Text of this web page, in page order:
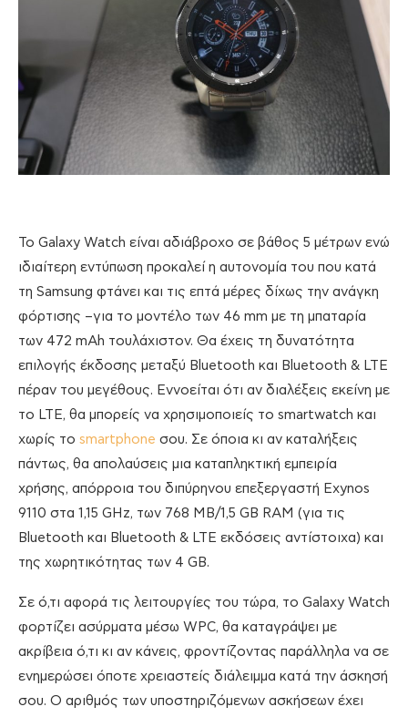
Το Galaxy Watch είναι αδιάβροχο σε βάθος 5 μέτρων ενώ
ιδιαίτερη εντύπωση προκαλεί η αυτονομία του που κατά
τη Samsung φτάνει και τις επτά μέρες δίχως την ανάγκη
φόρτισης –για το μοντέλο των 46 mm με τη μπαταρία
των 472 mAh τουλάχιστον. Θα έχεις τη δυνατότητα
επιλογής έκδοσης μεταξύ Bluetooth και Bluetooth & LTE
πέραν του μεγέθους. Εννοείται ότι αν διαλέξεις εκείνη με
το LTE, θα μπορείς να χρησιμοποιείς το smartwatch και
χωρίς το smartphone σου. Σε όποια κι αν καταλήξεις
πάντως, θα απολαύσεις μια καταπληκτική εμπειρία
χρήσης, απόρροια του διπύρηνου επεξεργαστή Exynos
9110 στα 1,15 GHz, των 768 MB/1,5 GB RAM (για τις
Bluetooth και Bluetooth & LTE εκδόσεις αντίστοιχα) και
της χωρητικότητας των 4 GB.
Σε ό,τι αφορά τις λειτουργίες του τώρα, το Galaxy Watch
φορτίζει ασύρματα μέσω WPC, θα καταγράψει με
ακρίβεια ό,τι κι αν κάνεις, φροντίζοντας παράλληλα να σε
ενημερώσει όποτε χρειαστείς διάλειμμα κατά την άσκησή
σου. Ο αριθμός των υποστηριζόμενων ασκήσεων έχει